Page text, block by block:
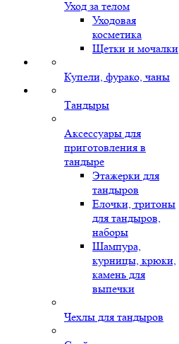
Уход за телом
Уходовая
косметика
Щетки и мочалки
Купели, фурако, чаны
Тандыры
Аксессуары для
приготовления в
тандыре
Этажерки для
тандыров
Елочки, тритоны
для тандыров,
наборы
Шампура,
курницы, крюки,
камень для
выпечки
Чехлы для тандыров